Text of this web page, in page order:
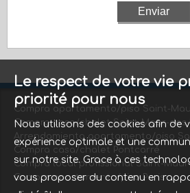
Compra apartamento/piso Saint-
Compra casa/chalet Saint-Maur-
Arrendamiento apartamento/piso
Compra casa/chalet Pontcarré
Compra local profissional Saint-
Compra apartamento/piso Paris
Le respect de votre vie
priorité pour nous
Nous utilisons des cookies afin de
expérience optimale et une
sur notre site. Grace à ces
vous proposer du contenu en